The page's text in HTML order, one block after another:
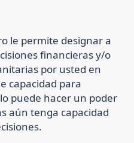
le permite designar a
financieras y/o
por usted en
capacidad para
puede hacer un poder
aún tenga capacidad